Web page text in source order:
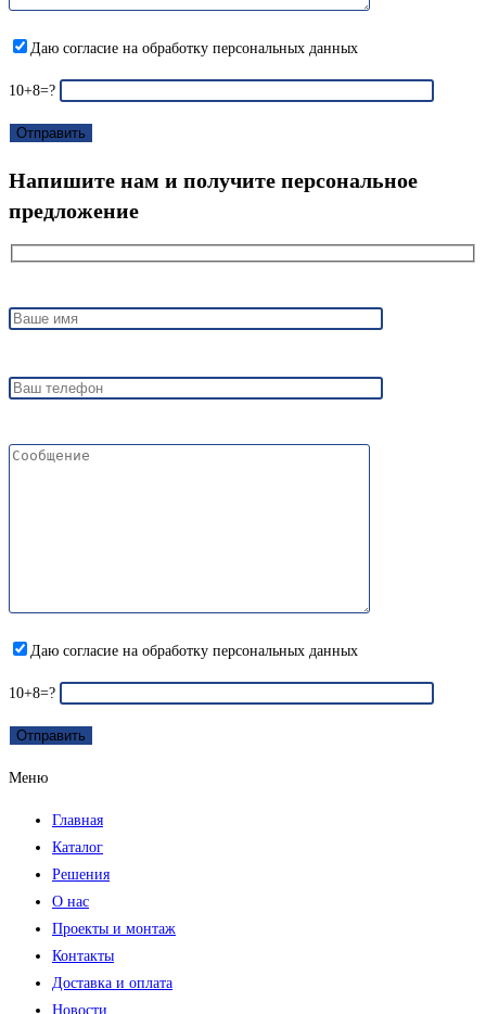
Даю согласие на обработку персональных данных
10+8=?
Напишите нам и получите персональное
предложение
Даю согласие на обработку персональных данных
10+8=?
Меню
Главная
Каталог
Решения
О нас
Проекты и монтаж
Контакты
Доставка и оплата
Новости